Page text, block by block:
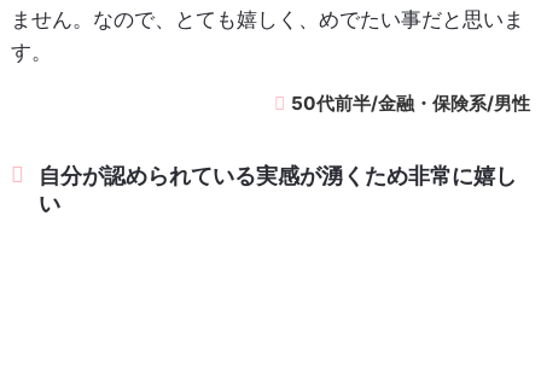
ません。なので、とても嬉しく、めでたい事だと思いま
す。
50代前半/金融・保険系/男性
自分が認められている実感が湧くため非常に嬉し
い